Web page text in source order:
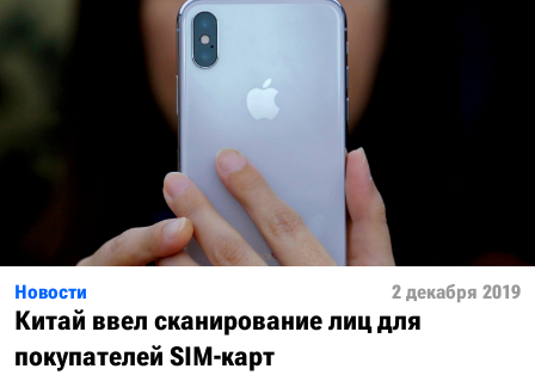
Новости 2 декабря 2019
Китай ввел сканирование лиц для
покупателей SIM-карт